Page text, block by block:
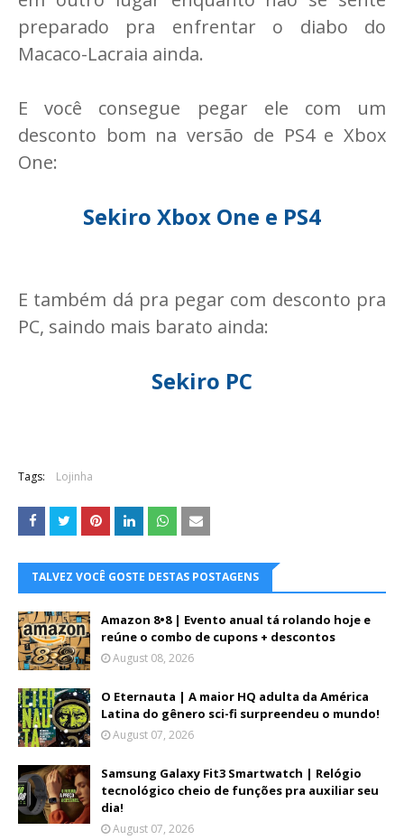
preparado pra enfrentar o diabo do
Macaco-Lacraia ainda.
E você consegue pegar ele com um
desconto bom na versão de PS4 e Xbox
One:
Sekiro Xbox One e PS4
E também dá pra pegar com desconto pra
PC, saindo mais barato ainda:
Sekiro PC
Tags: Lojinha
TALVEZ VOCÊ GOSTE DESTAS POSTAGENS
Amazon 8•8 | Evento anual tá rolando hoje e
reúne o combo de cupons + descontos
August 08, 2026
O Eternauta | A maior HQ adulta da América
Latina do gênero sci-fi surpreendeu o mundo!
August 07, 2026
Samsung Galaxy Fit3 Smartwatch | Relógio
tecnológico cheio de funções pra auxiliar seu
dia!
August 07, 2026